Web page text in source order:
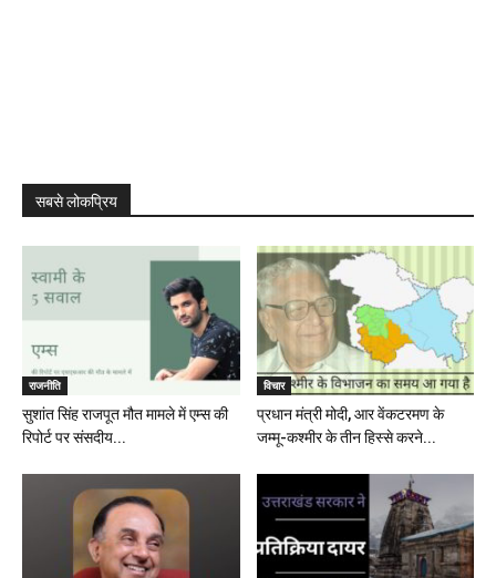
सबसे लोकप्रिय
राजनीति
सुशांत सिंह राजपूत मौत मामले में एम्स की
रिपोर्ट पर संसदीय...
विचार
प्रधान मंत्री मोदी, आर वेंकटरमण के
जम्मू-कश्मीर के तीन हिस्से करने...